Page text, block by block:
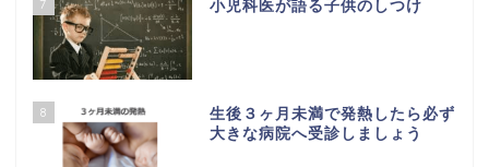
7 小児科医が語る子供のしつけ
8
生後３ヶ月未満で発熱したら必ず
大きな病院へ受診しましょう